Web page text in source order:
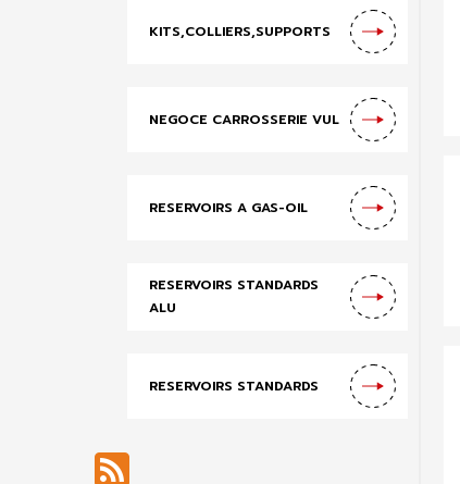
KITS,COLLIERS,SUPPORTS
NEGOCE CARROSSERIE VUL
RESERVOIRS A GAS-OIL
RESERVOIRS STANDARDS
ALU
RESERVOIRS STANDARDS